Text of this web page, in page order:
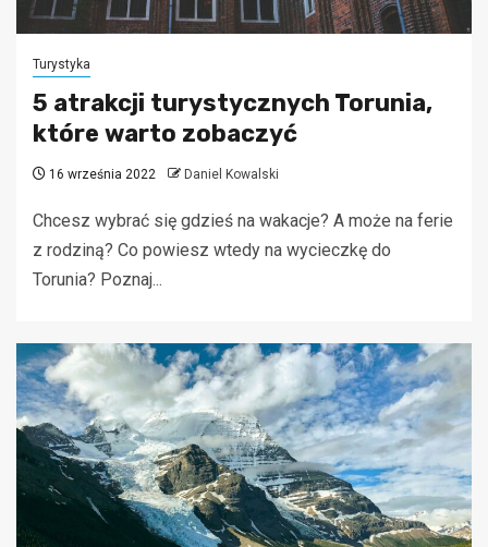
Turystyka
5 atrakcji turystycznych Torunia,
które warto zobaczyć
16 września 2022 Daniel Kowalski
Chcesz wybrać się gdzieś na wakacje? A może na ferie
z rodziną? Co powiesz wtedy na wycieczkę do
Torunia? Poznaj...